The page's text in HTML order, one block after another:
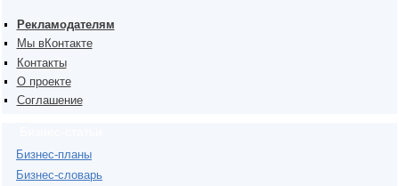
Рекламодателям
Мы вКонтакте
Контакты
О проекте
Соглашение
Бизнес-планы
Бизнес-словарь